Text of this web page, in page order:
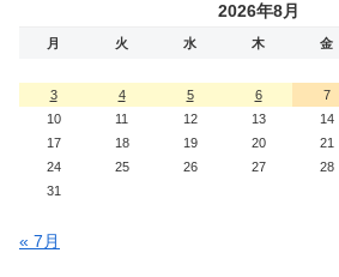
2026年8月
月 火 水 木 金
3
4 5 6 7
10
11 12 13 14
17
18 19 20 21
24
25 26 27 28
31
« 7月